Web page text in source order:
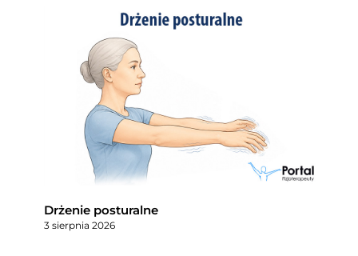
Drżenie posturalne
3 sierpnia 2026